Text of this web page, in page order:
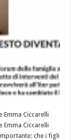
Emma Ciccarelli
Emma Ciccarelli
che i figli